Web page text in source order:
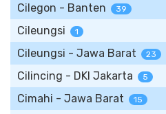
Cilegon - Banten 39
Cileungsi 1
Cileungsi - Jawa Barat 23
Cilincing - DKI Jakarta 5
Cimahi - Jawa Barat 15